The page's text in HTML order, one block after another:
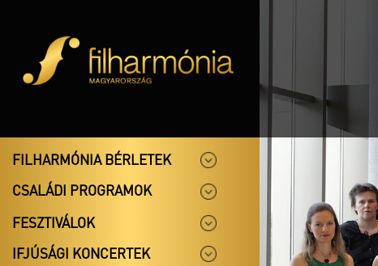
FILHARMÓNIA BÉRLETEK
CSALÁDI PROGRAMOK
FESZTIVÁLOK
IFJÚSÁGI KONCERTEK